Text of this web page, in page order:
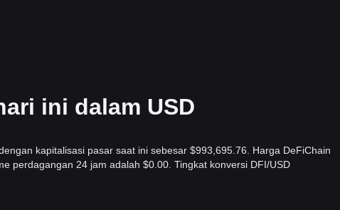
ini dalam USD
kapitalisasi pasar saat ini sebesar $993,695.76. Harga DeFiChain
perdagangan 24 jam adalah $0.00. Tingkat konversi DFI/USD